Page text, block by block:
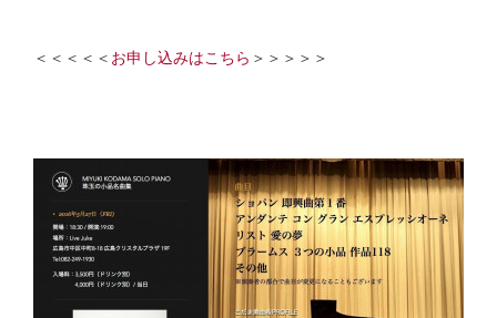
＜＜＜＜＜ お申し込みはこちら ＞＞＞＞＞